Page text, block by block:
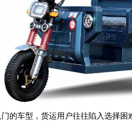
的车型，货运用户往往陷入选择困